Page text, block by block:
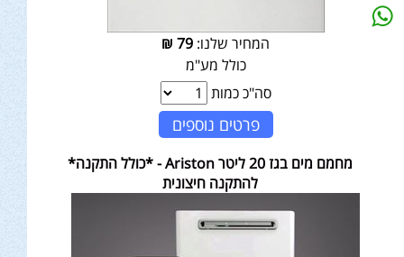
המחיר שלנו: 79
₪
כולל מע"מ
סה"כ כמות
פרטים נוספים
מחמם מים בגז 20 ליטר Ariston - *כולל התקנה*
להתקנה חיצונית